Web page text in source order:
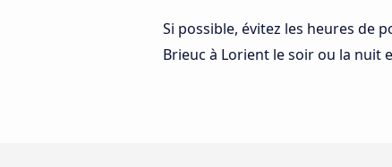
Si possible, évitez les heures de
Brieuc à Lorient le soir ou la nuit